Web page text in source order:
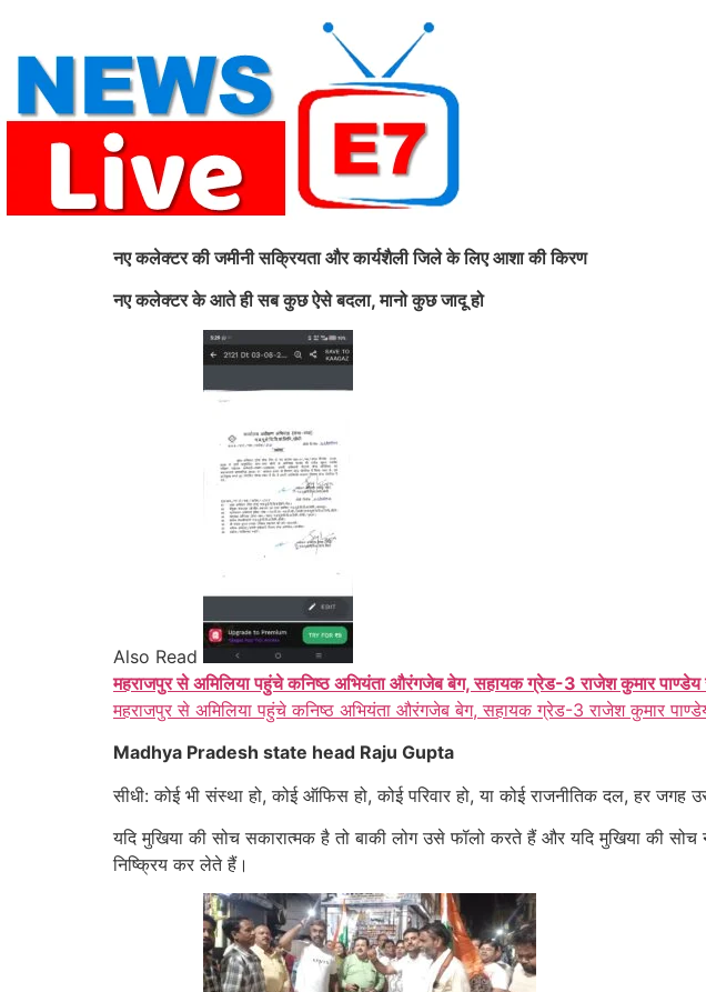
content
नए कलेक्टर की जमीनी सक्रियता और कार्यशैली जिले के लिए आशा की किरण
नए कलेक्टर के आते ही सब कुछ ऐसे बदला, मानो कुछ जादू हो
Also Read
महराजपुर से अमिलिया पहुंचे कनिष्ठ अभियंता औरंगजेब बेग, सहायक ग्रेड-3 राजेश कुमार पाण्डेय
महराजपुर से अमिलिया पहुंचे कनिष्ठ अभियंता औरंगजेब बेग, सहायक ग्रेड-3 राजेश कुमार पाण्डेय
Madhya Pradesh state head Raju Gupta
सीधी: कोई भी संस्था हो, कोई ऑफिस हो, कोई परिवार हो, या कोई राजनीतिक दल, हर
यदि मुखिया की सोच सकारात्मक है तो बाकी लोग उसे फॉलो करते हैं और यदि मुखिया की
निष्क्रिय कर लेते हैं।